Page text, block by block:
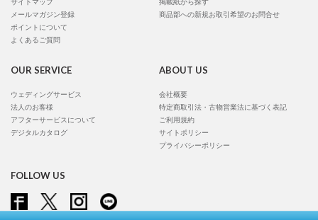
メールマガジン登録
ポイントについて
よくあるご質問
商品部への新規お取引希望のお問合せ
OUR SERVICE
ウェディングサービス
法人のお客様
アフターサービスについて
デジタルカタログ
ABOUT US
会社概要
特定商取引法・古物営業法に基づく表記
ご利用規約
サイトポリシー
プライバシーポリシー
FOLLOW US